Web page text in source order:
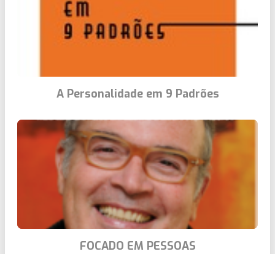
A Personalidade em 9 Padrões
FOCADO EM PESSOAS